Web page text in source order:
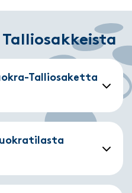
Talliosaketta